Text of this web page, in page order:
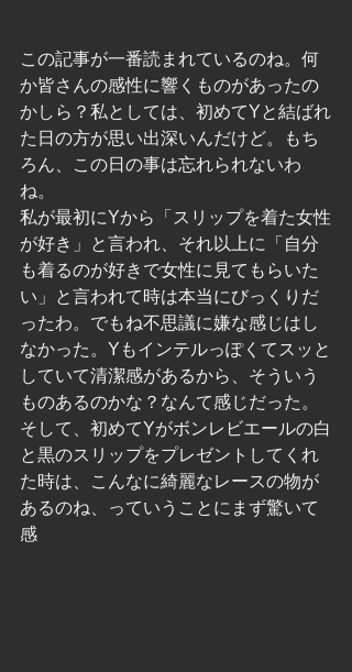
この記事が一番読まれているのね。何
か皆さんの感性に響くものがあったの
かしら？私としては、初めてYと結ばれ
た日の方が思い出深いんだけど。もち
ろん、この日の事は忘れられないわ
ね。
私が最初にYから「スリップを着た女性
が好き」と言われ、それ以上に「自分
も着るのが好きで女性に見てもらいた
い」と言われて時は本当にびっくりだ
ったわ。でもね不思議に嫌な感じはし
なかった。Yもインテルっぽくてスッと
していて清潔感があるから、そういう
ものあるのかな？なんて感じだった。
そして、初めてYがボンレビエールの白
と黒のスリップをプレゼントしてくれ
た時は、こんなに綺麗なレースの物が
あるのね、っていうことにまず驚いて
感